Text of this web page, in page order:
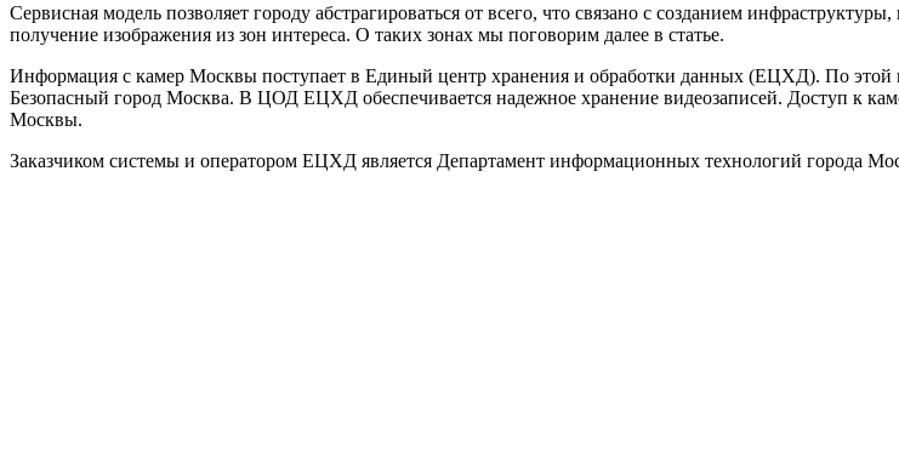
Сервисная модель позволяет городу абстрагироваться от всего, что связано с созданием
получение изображения из зон интереса. О таких зонах мы поговорим далее в статье.
Информация с камер Москвы поступает в Единый центр хранения и обработки данных (ЕЦХД). По этой
Безопасный город Москва. В ЦОД ЕЦХД обеспечивается надежное хранение видеозаписей. Доступ к
Москвы.
Заказчиком системы и оператором ЕЦХД является Департамент информационных технологий города